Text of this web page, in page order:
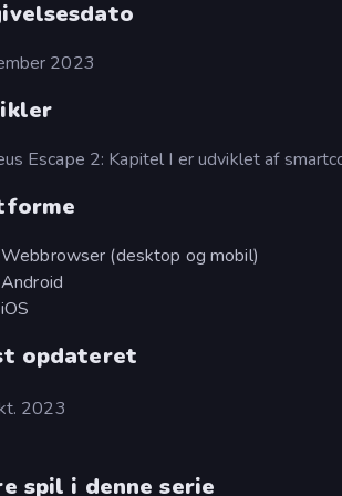
2023
Escape 2: Kapitel I er udviklet af
Webbrowser (desktop og mobil)
Android
iOS
opdateret
2023
spil i denne serie